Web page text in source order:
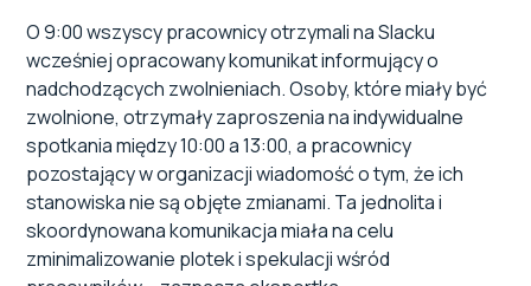
O 9:00 wszyscy pracownicy otrzymali na Slacku
wcześniej opracowany komunikat informujący o
nadchodzących zwolnieniach. Osoby, które miały być
zwolnione, otrzymały zaproszenia na indywidualne
spotkania między 10:00 a 13:00, a pracownicy
pozostający w organizacji wiadomość o tym, że ich
stanowiska nie są objęte zmianami. Ta jednolita i
skoordynowana komunikacja miała na celu
zminimalizowanie plotek i spekulacji wśród